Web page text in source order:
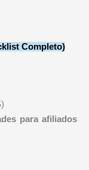
Completo)
para afiliados